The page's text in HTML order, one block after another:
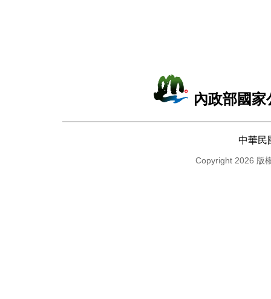
內政部國
中華民
Copyright 2026 版